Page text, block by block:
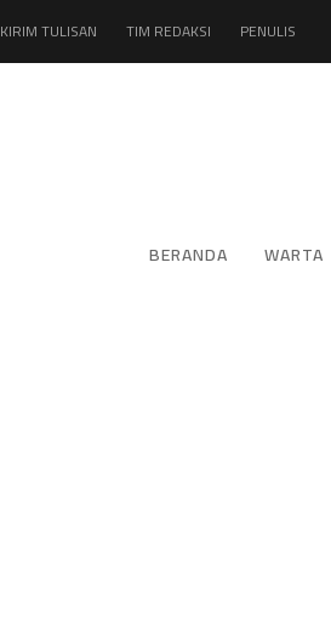
KIRIM TULISAN TIM REDAKSI PENULIS
BERANDA WARTA